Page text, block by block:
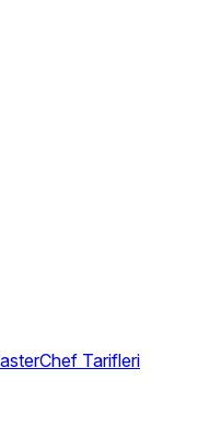
Tarifleri